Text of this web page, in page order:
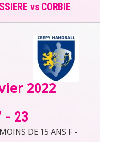
vs CORBIE
2022
- 23
DE 15 ANS F -